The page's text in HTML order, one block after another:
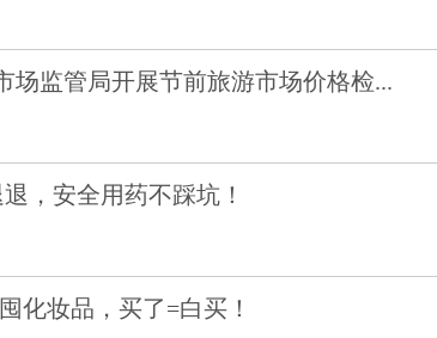
场监管局开展节前旅游市场价格检...
，安全用药不踩坑！
化妆品，买了=白买！